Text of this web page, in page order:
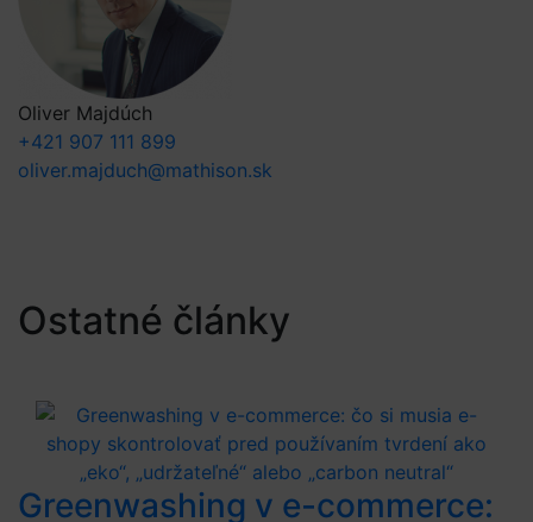
Oliver Majdúch
+421 907 111 899
oliver.majduch@mathison.sk
Ostatné články
Greenwashing v e-commerce: